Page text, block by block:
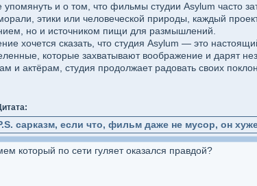
упомянуть и о том, что фильмы студии Asylum часто
этики или человеческой природы, каждый
но и источником пищи для размышлений.
хочется сказать, что студия Asylum — это
которые захватывают воображение и дарят
и актёрам, студия продолжает радовать своих
сарказм, если что, фильм даже не мусор, он
который по сети гуляет оказался правдой?